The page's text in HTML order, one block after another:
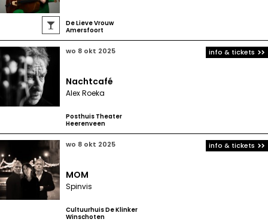

De Lieve Vrouw
Amersfoort
wo 8 okt 2025
Nachtcafé
Alex Roeka
Posthuis Theater
Heerenveen
info & tickets
wo 8 okt 2025
MOM
Spinvis
Cultuurhuis De Klinker
Winschoten
info & tickets